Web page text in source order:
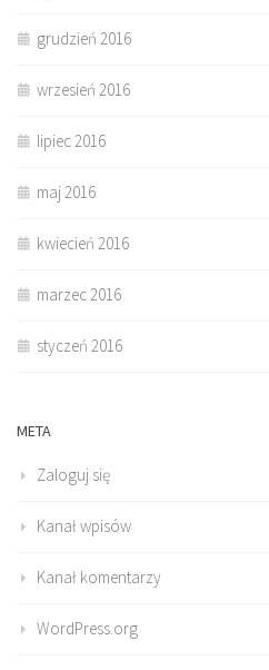
grudzień 2016
wrzesień 2016
lipiec 2016
maj 2016
kwiecień 2016
marzec 2016
styczeń 2016
META
Zaloguj się
Kanał wpisów
Kanał komentarzy
WordPress.org